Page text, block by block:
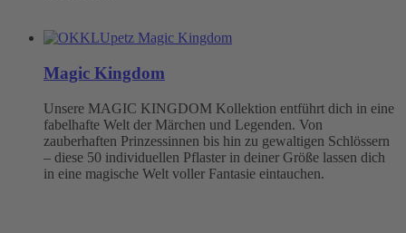
Magic Kingdom
Unsere MAGIC KINGDOM Kollektion entführt dich in eine
fabelhafte Welt der Märchen und Legenden. Von
zauberhaften Prinzessinnen bis hin zu gewaltigen Schlössern
– diese 50 individuellen Pflaster in deiner Größe lassen dich
in eine magische Welt voller Fantasie eintauchen.